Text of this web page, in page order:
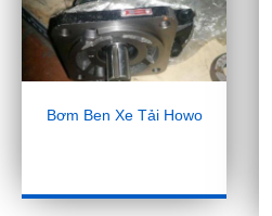
Bơm Ben Xe Tải Howo